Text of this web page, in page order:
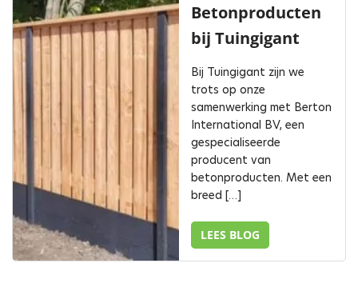
Betonproducten
bij Tuingigant
Bij Tuingigant zijn we
trots op onze
samenwerking met Berton
International BV, een
gespecialiseerde
producent van
betonproducten. Met een
breed […]
LEES BLOG